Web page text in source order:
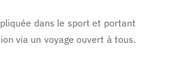
dans le sport et portant
via un voyage ouvert à tous.